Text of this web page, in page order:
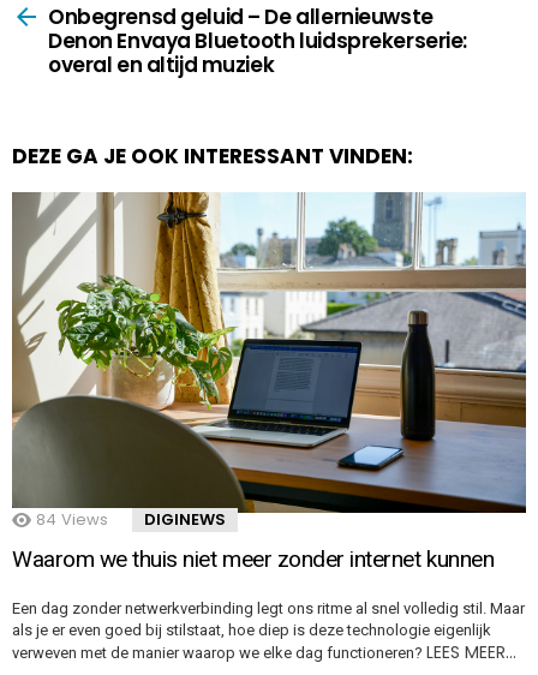
moreOnbegrensd geluid – De allernieuwste
Denon Envaya Bluetooth luidsprekerserie:
overal en altijd muziek
DEZE GA JE OOK INTERESSANT VINDEN:
84 Views DIGINEWS
Waarom we thuis niet meer zonder internet kunnen
Een dag zonder netwerkverbinding legt ons ritme al snel volledig stil. Maar
als je er even goed bij stilstaat, hoe diep is deze technologie eigenlijk
verweven met de manier waarop we elke dag functioneren? LEES MEER…